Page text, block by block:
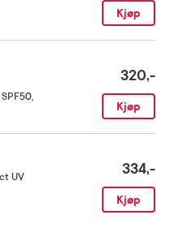
alvorlig helsefare og er en
av aldringstegn. Vær ikke for
da det ikke gir 100
Kjøp
320,-
Kjøp
UV
334,-
Kjøp